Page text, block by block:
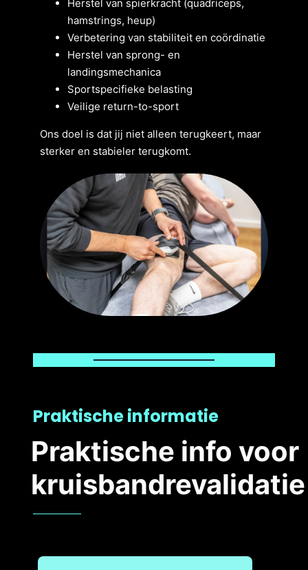
Herstel van spierkracht (quadriceps,
hamstrings, heup)
Verbetering van stabiliteit en coördinatie
Herstel van sprong- en
landingsmechanica
Sportspecifieke belasting
Veilige return-to-sport
Ons doel is dat jij niet alleen terugkeert, maar
sterker en stabieler terugkomt.
Praktische informatie
Praktische info voor
kruisbandrevalidatie